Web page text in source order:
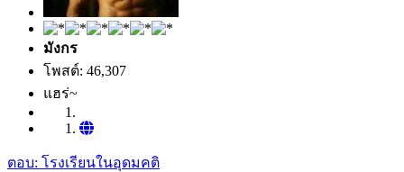
มังกร
โพสต์: 46,307
แฮร่~
ตอบ: โรงเรียนในอุดมคติ